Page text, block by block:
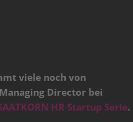
viele noch von
Director bei
HR Startup Serie.